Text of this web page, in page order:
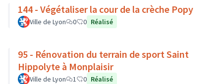
144 - Végétaliser la cour de la crèche Popy
Ville de Lyon 0 0 Réalisé
95 - Rénovation du terrain de sport Saint
Hippolyte à Monplaisir
Ville de Lyon 1 0 Réalisé